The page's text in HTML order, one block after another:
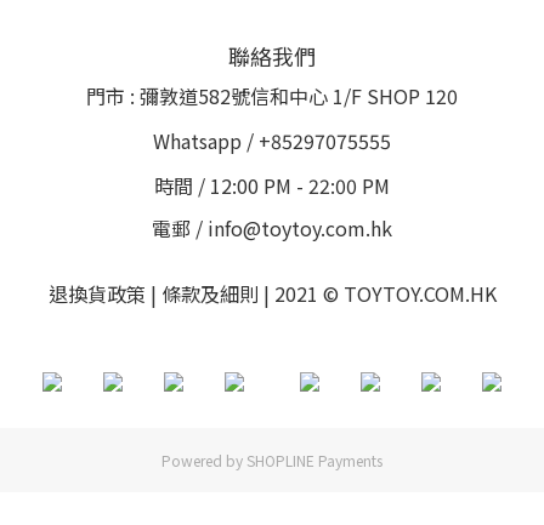
聯絡我們
門市 : 彌敦道582號信和中心 1/F SHOP 120
Whatsapp / +85297075555
時間 / 12:00 PM - 22:00 PM
電郵 / info@toytoy.com.hk
退換貨政策 | 條款及細則 | 2021 © TOYTOY.COM.HK
Powered by SHOPLINE Payments